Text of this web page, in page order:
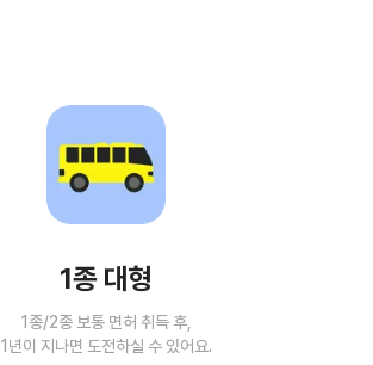
1종 대형
1종/2종 보통 면허 취득 후,
1년이 지나면 도전하실 수 있어요.